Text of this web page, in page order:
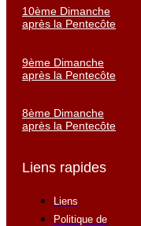
10ème Dimanche
après la Pentecôte
9ème Dimanche
après la Pentecôte
8ème Dimanche
après la Pentecôte
Liens rapides
Liens
Politique de